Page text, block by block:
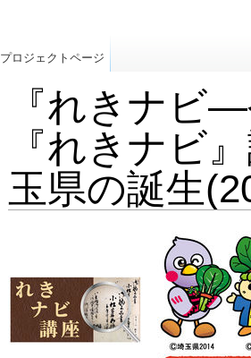
『れきナビ
『れきナビ
玉県の誕生
プロジェクトページ